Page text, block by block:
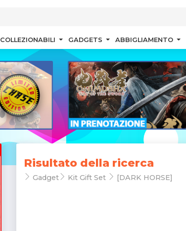
COLLEZIONABILI GADGETS ABBIGLIAMENTO
Risultato della ricerca
Gadget Kit Gift Set [DARK HORSE]